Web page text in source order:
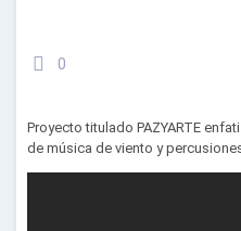
0
Proyecto titulado PAZYARTE
de música de viento y